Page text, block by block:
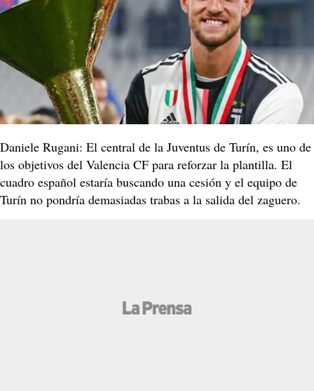
Daniele Rugani: El central de la Juventus de Turín, es uno de
los objetivos del Valencia CF para reforzar la plantilla. El
cuadro español estaría buscando una cesión y el equipo de
Turín no pondría demasiadas trabas a la salida del zaguero.